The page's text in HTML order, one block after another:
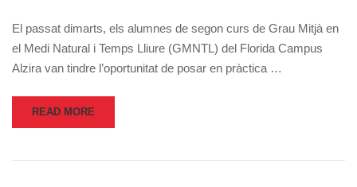
El passat dimarts, els alumnes de segon curs de Grau Mitjà en
el Medi Natural i Temps Lliure (GMNTL) del Florida Campus
Alzira van tindre l’oportunitat de posar en pràctica …
READ MORE